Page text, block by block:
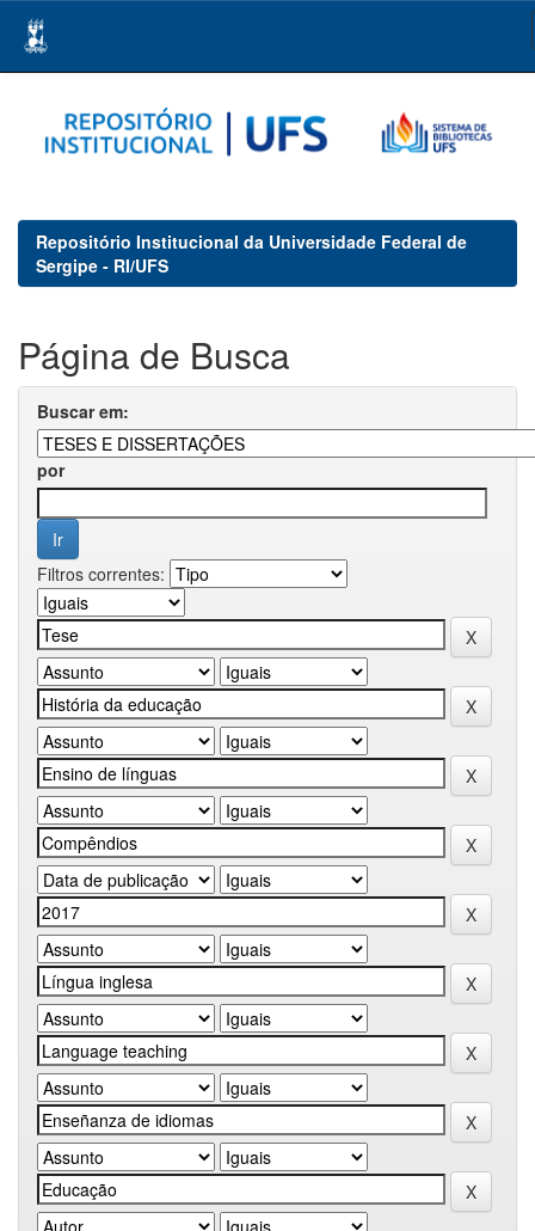
navigation
Repositório Institucional da Universidade Federal de
Sergipe - RI/UFS
Página de Busca
Buscar em:
por
Filtros correntes: